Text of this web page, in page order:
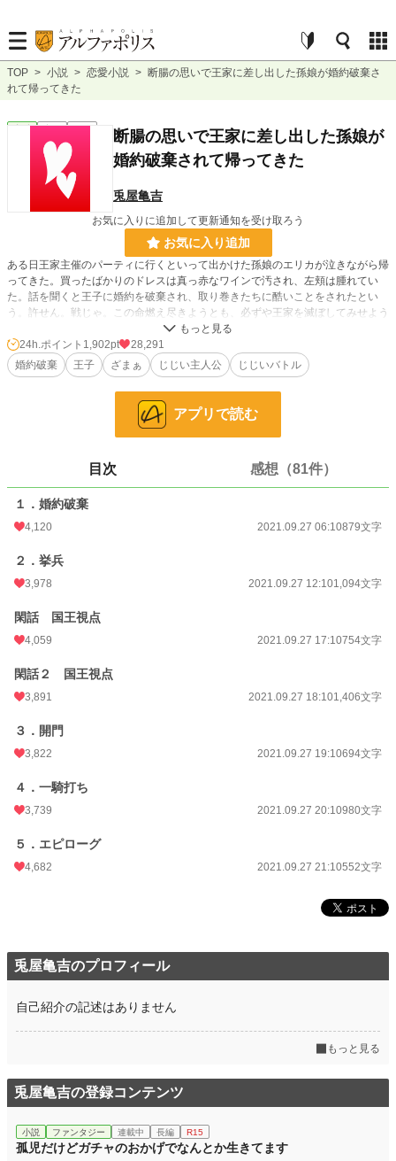
TOP > 小説 > 恋愛小説 > 断腸の思いで王家に差し出した孫娘が婚約破棄さ
れて帰ってきた
恋愛 完結 短編
断腸の思いで王家に差し出した孫娘が
婚約破棄されて帰ってきた
兎屋亀吉
お気に入りに追加して更新通知を受け取ろう
お気に入り追加
ある日王家主催のパーティに行くといって出かけた孫娘のエリカが泣きながら帰
ってきた。買ったばかりのドレスは真っ赤なワインで汚され、左頬は腫れてい
た。話を聞くと王子に婚約を破棄され、取り巻きたちに酷いことをされたとい
う。許せん。戦じゃ。この命燃え尽きようとも、必ずや王家を滅ぼしてみせよう
小説 719 位 / 228,851 件
408 位 / 66,374 件
1,902 pt
文字数 6,359
更新日時
初回公開日時
初回完結日時
週間ポイント 4,469 pt (2,300 位)
月間ポイント
年間ポイント 322,260 pt (1,813 位)
24h.ポイント 1,902pt
28,291
婚約破棄
王子 ざまぁ じじい主人公 じじいバトル
アプリで読む
目次 感想（81件）
１．婚約破棄
4,120 2021.09.27 06:10879文字
２．挙兵
3,978 2021.09.27 12:101,094文字
閑話 国王視点
4,059 2021.09.27 17:10754文字
閑話２ 国王視点
3,891 2021.09.27 18:101,406文字
３．開門
3,822 2021.09.27 19:10694文字
４．一騎打ち
3,739 2021.09.27 20:10980文字
５．エピローグ
4,682 2021.09.27 21:10552文字
兎屋亀吉のプロフィール
自己紹介の記述はありません
もっと見る
兎屋亀吉の登録コンテンツ
小説 ファンタジー 連載中 長編 R15
孤児だけどガチャのおかげでなんとか生きてます